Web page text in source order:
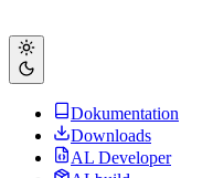
Dokumentation
Downloads
AL Developer